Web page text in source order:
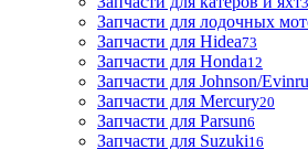
Запчасти для лодочных
Запчасти для Hidea73
Запчасти для Honda12
Запчасти для Johnson/
Запчасти для Mercury20
Запчасти для Parsun6
Запчасти для Suzuki16